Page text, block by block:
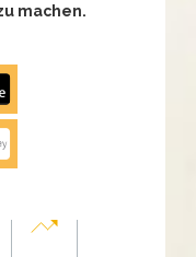
machen.